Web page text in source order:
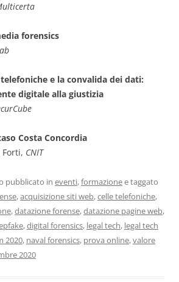
forensics
telefoniche e la convalida dei dati:
digitale alla giustizia
Costa Concordia
CNIT
pubblicato in eventi,formazionee taggato
,acquisizione siti web,celle telefoniche,
,datazione forense,datazione pagine web,
,digital forensics, legal tech, legal tech
2020, naval forensics, prova online,valore
2020